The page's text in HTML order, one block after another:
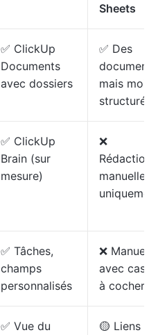
Sheets
✅ ClickUp
Documents
avec dossiers
✅ Des
mais moins
structurés
✅ ClickUp
Brain (sur
mesure)
❌
Rédaction
manuelle
✅ Tâches,
champs
personnalisés
❌ Manuel
avec cases
à cocher
✅ Vue du
🟡 Liens